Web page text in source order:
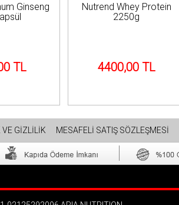
Ginseng
TL
Nutrend Whey Protein
2250g
4400,00 TL
VE GİZLİLİK MESAFELİ SATIŞ SÖZLEŞMESİ